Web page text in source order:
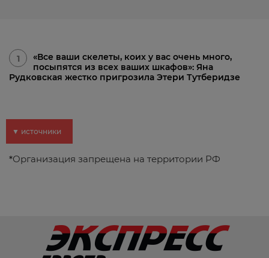
1
«Все ваши скелеты, коих у вас очень много,
посыпятся из всех ваших шкафов»: Яна
Рудковская жестко пригрозила Этери Тутберидзе
▼ источники
*Организация запрещена на территории РФ